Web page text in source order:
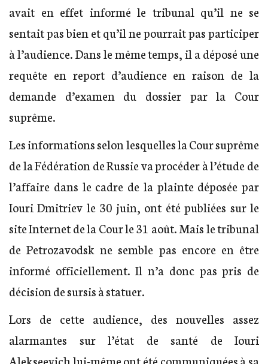
avait en effet informé le tribunal qu’il ne se
sentait pas bien et qu’il ne pourrait pas participer
à l’audience. Dans le même temps, il a déposé une
requête en report d’audience en raison de la
demande d’examen du dossier par la Cour
suprême.
Les informations selon lesquelles la Cour suprême
de la Fédération de Russie va procéder à l’étude de
l’affaire dans le cadre de la plainte déposée par
Iouri Dmitriev le 30 juin, ont été publiées sur le
site Internet de la Cour le 31 août. Mais le tribunal
de Petrozavodsk ne semble pas encore en être
informé officiellement. Il n’a donc pas pris de
décision de sursis à statuer.
Lors de cette audience, des nouvelles assez
alarmantes sur l’état de santé de Iouri
Alekseevich lui-même ont été communiquées à sa